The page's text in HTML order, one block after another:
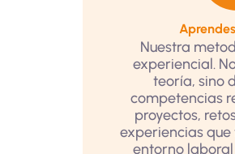
Nuestra
experiencial.
teoría, sino
competencias
proyectos,
experiencias
entorno